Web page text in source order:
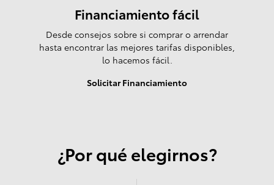
Financiamiento fácil
Desde consejos sobre si comprar o arrendar
hasta encontrar las mejores tarifas disponibles,
lo hacemos fácil.
Solicitar Financiamiento
¿Por qué elegirnos?